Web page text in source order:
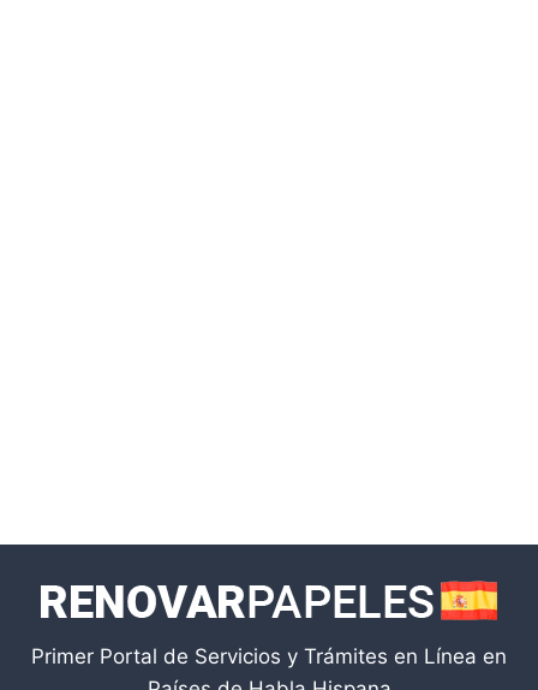
Primer Portal de Servicios y Trámites en Línea en